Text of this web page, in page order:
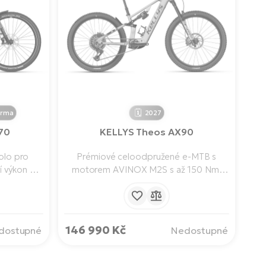
pro
výkon a
Nm,
sebejistý
2027
KELLYS Theos AX90
Prémiové celoodpružené e-MTB s
motorem AVINOX M2S s až 150 Nm,
neskutečně výjimečný výkon a výdrž.
nejnáročnější horské traily.
146 990 Kč Nedostupné